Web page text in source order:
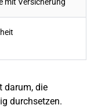
mit Versicherung
darum, die
durchsetzen.